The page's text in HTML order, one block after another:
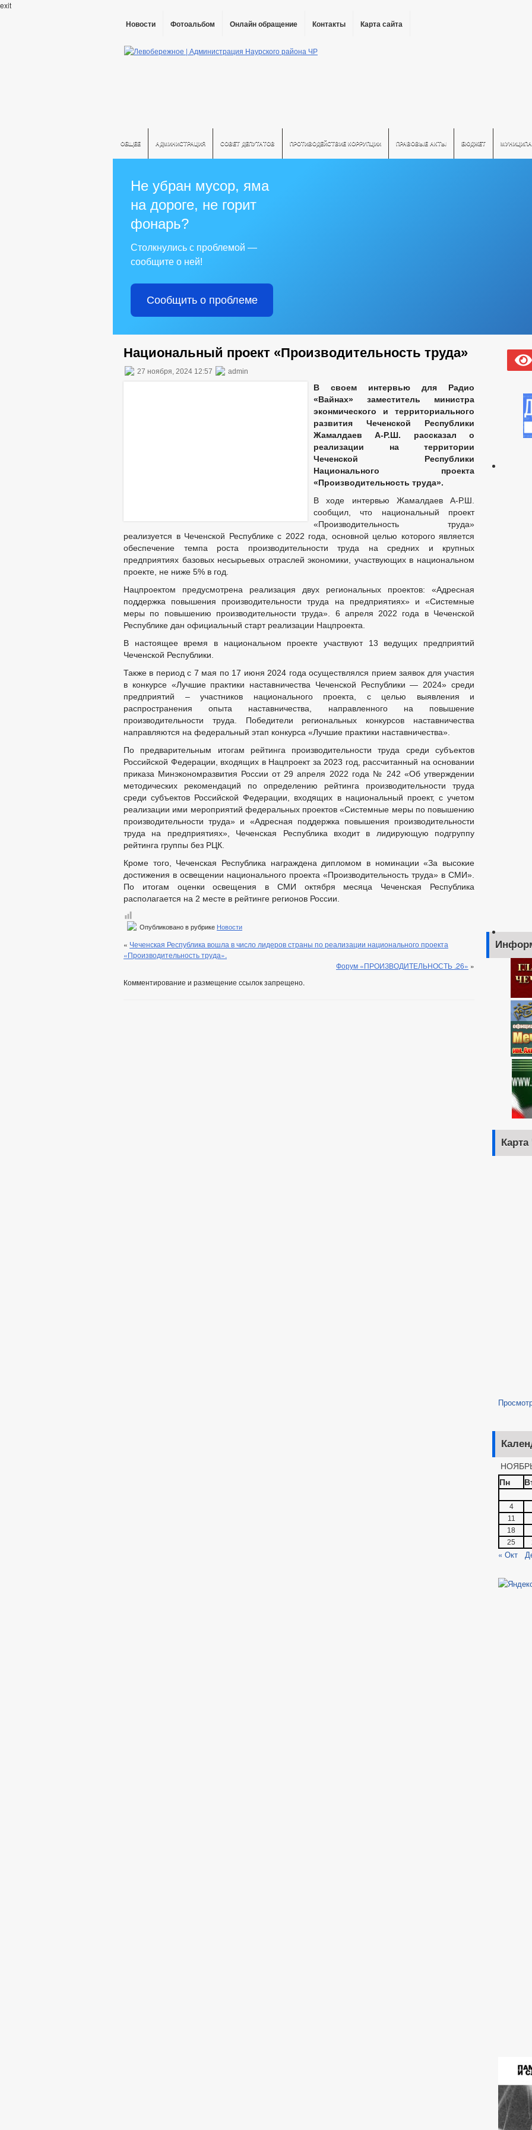
exit
Новости Фотоальбом Онлайн обращение Контакты Карта сайта
ОБЩЕЕ АДМИНИСТРАЦИЯ СОВЕТ ДЕПУТАТОВ ПРОТИВОДЕЙСТВИЕ КОРРУПЦИИ ПРАВОВЫЕ АКТЫ БЮДЖЕТ
Не убран мусор, яма
на дороге, не горит
фонарь?
Столкнулись с проблемой —
сообщите о ней!
Сообщить о проблеме
Национальный проект «Производительность труда»
27 ноября, 2024 12:57 admin
В своем интервью для Радио
«Вайнах» заместитель министра
эконмического и территориального
развития Чеченской Республики
Жамалдаев А-Р.Ш. рассказал о
реализации на территории
Чеченской Республики
Национального проекта
«Производительность труда».
В ходе интервью Жамалдаев А-Р.Ш.
сообщил, что национальный проект
«Производительность труда»
реализуется в Чеченской Республике с 2022 года, основной целью которого является
обеспечение темпа роста производительности труда на средних и крупных
предприятиях базовых несырьевых отраслей экономики, участвующих в национальном
проекте, не ниже 5% в год.
Нацпроектом предусмотрена реализация двух региональных проектов: «Адресная
поддержка повышения производительности труда на предприятиях» и «Системные
меры по повышению производительности труда». 6 апреля 2022 года в Чеченской
Республике дан официальный старт реализации Нацпроекта.
В настоящее время в национальном проекте участвуют 13 ведущих предприятий
Чеченской Республики.
Также в период с 7 мая по 17 июня 2024 года осуществлялся прием заявок для участия
в конкурсе «Лучшие практики наставничества Чеченской Республики — 2024» среди
предприятий – участников национального проекта, с целью выявления и
распространения опыта наставничества, направленного на повышение
производительности труда. Победители региональных конкурсов наставничества
направляются на федеральный этап конкурса «Лучшие практики наставничества».
По предварительным итогам рейтинга производительности труда среди субъектов
Российской Федерации, входящих в Нацпроект за 2023 год, рассчитанный на основании
приказа Минэкономразвития России от 29 апреля 2022 года № 242 «Об утверждении
методических рекомендаций по определению рейтинга производительности труда
среди субъектов Российской Федерации, входящих в национальный проект, с учетом
реализации ими мероприятий федеральных проектов «Системные меры по повышению
производительности труда» и «Адресная поддержка повышения производительности
труда на предприятиях», Чеченская Республика входит в лидирующую подгруппу
рейтинга группы без РЦК.
Кроме того, Чеченская Республика награждена дипломом в номинации «За высокие
достижения в освещении национального проекта «Производительность труда» в СМИ».
По итогам оценки освещения в СМИ октября месяца Чеченская Республика
располагается на 2 месте в рейтинге регионов России.
Опубликовано в рубрике Новости
« Чеченская Республика вошла в число лидеров страны по реализации национального проекта
«Производительность труда».
Форум «ПРОИЗВОДИТЕЛЬНОСТЬ .26» »
Комментирование и размещение ссылок запрещено.
Пн
4
11
18
25
« Окт